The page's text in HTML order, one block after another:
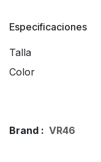
Especificaciones
Talla
Color
Brand : VR46